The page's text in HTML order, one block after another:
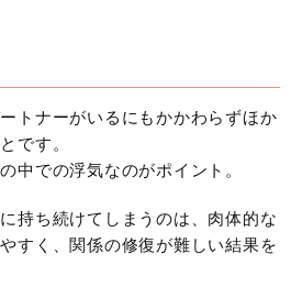
トナーがいるにもかかわらずほか
です。
中での浮気なのがポイント。
持ち続けてしまうのは、肉体的な
すく、関係の修復が難しい結果を